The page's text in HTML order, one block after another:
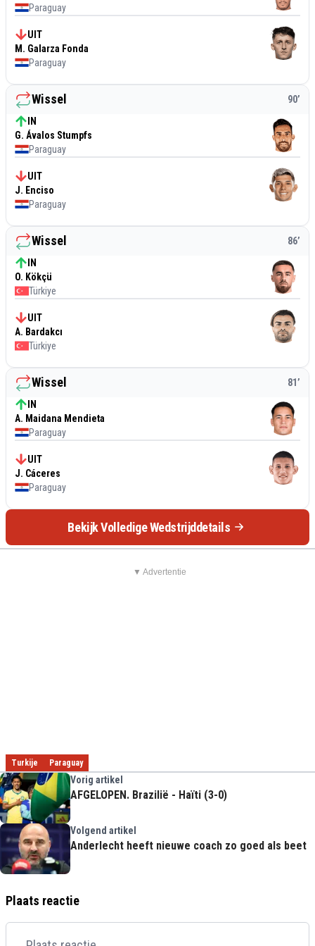
Paraguay
UIT
M. Galarza Fonda
Paraguay
Wissel 90’
IN
G. Ávalos Stumpfs
Paraguay
UIT
J. Enciso
Paraguay
Wissel 86’
IN
O. Kökçü
Türkiye
UIT
A. Bardakcı
Türkiye
Wissel 81’
IN
A. Maidana Mendieta
Paraguay
UIT
J. Cáceres
Paraguay
Bekijk Volledige Wedstrijddetails
▼ Advertentie
Turkije Paraguay
Vorig artikel
AFGELOPEN. Brazilië - Haïti (3-0)
Volgend artikel
Anderlecht heeft nieuwe coach zo goed als beet
Plaats reactie